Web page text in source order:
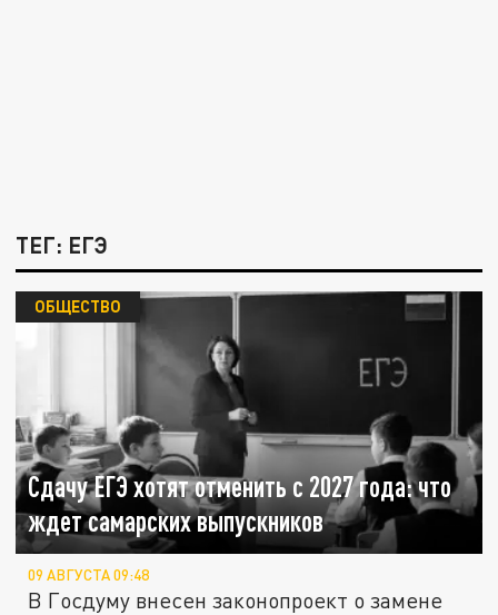
ТЕГ: ЕГЭ
Сдачу ЕГЭ хотят отменить с 2027 года: что
ждет самарских выпускников
ОБЩЕСТВО
09 АВГУСТА 09:48
В Госдуму внесен законопроект о замене